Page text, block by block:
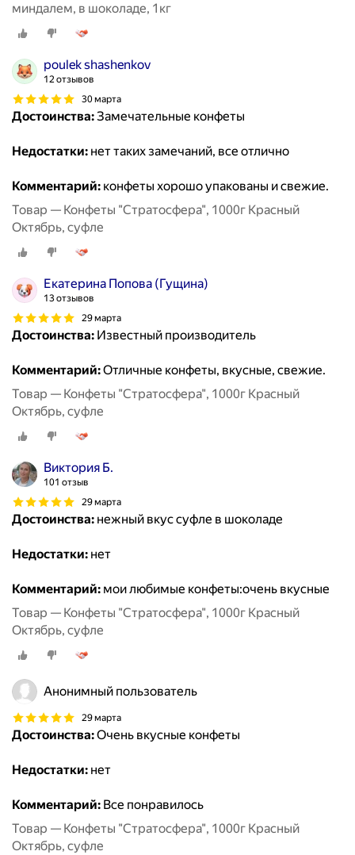
миндалем, в шоколаде, 1кг
poulek shashenkov
12 отзывов
30 марта
Достоинства:Замечательные конфеты
Недостатки: нет таких замечаний, все отлично
Комментарий: конфеты хорошо упакованы и свежие.
Товар — Конфеты "Стратосфера", 1000г Красный
Октябрь, суфле
Екатерина Попова (Гущина)
13 отзывов
29 марта
Достоинства: Известный производитель
Комментарий:Отличные конфеты, вкусные, свежие.
Товар — Конфеты "Стратосфера", 1000г Красный
Октябрь, суфле
Виктория Б.
101 отзыв
29 марта
Достоинства: нежный вкус суфле в шоколаде
Недостатки: нет
Комментарий: мои любимые конфеты:очень вкусные
Товар — Конфеты "Стратосфера", 1000г Красный
Октябрь, суфле
Анонимный пользователь
29 марта
Достоинства:Очень вкусные конфеты
Недостатки: нет
Комментарий: Все понравилось
Товар — Конфеты "Стратосфера", 1000г Красный
Октябрь, суфле